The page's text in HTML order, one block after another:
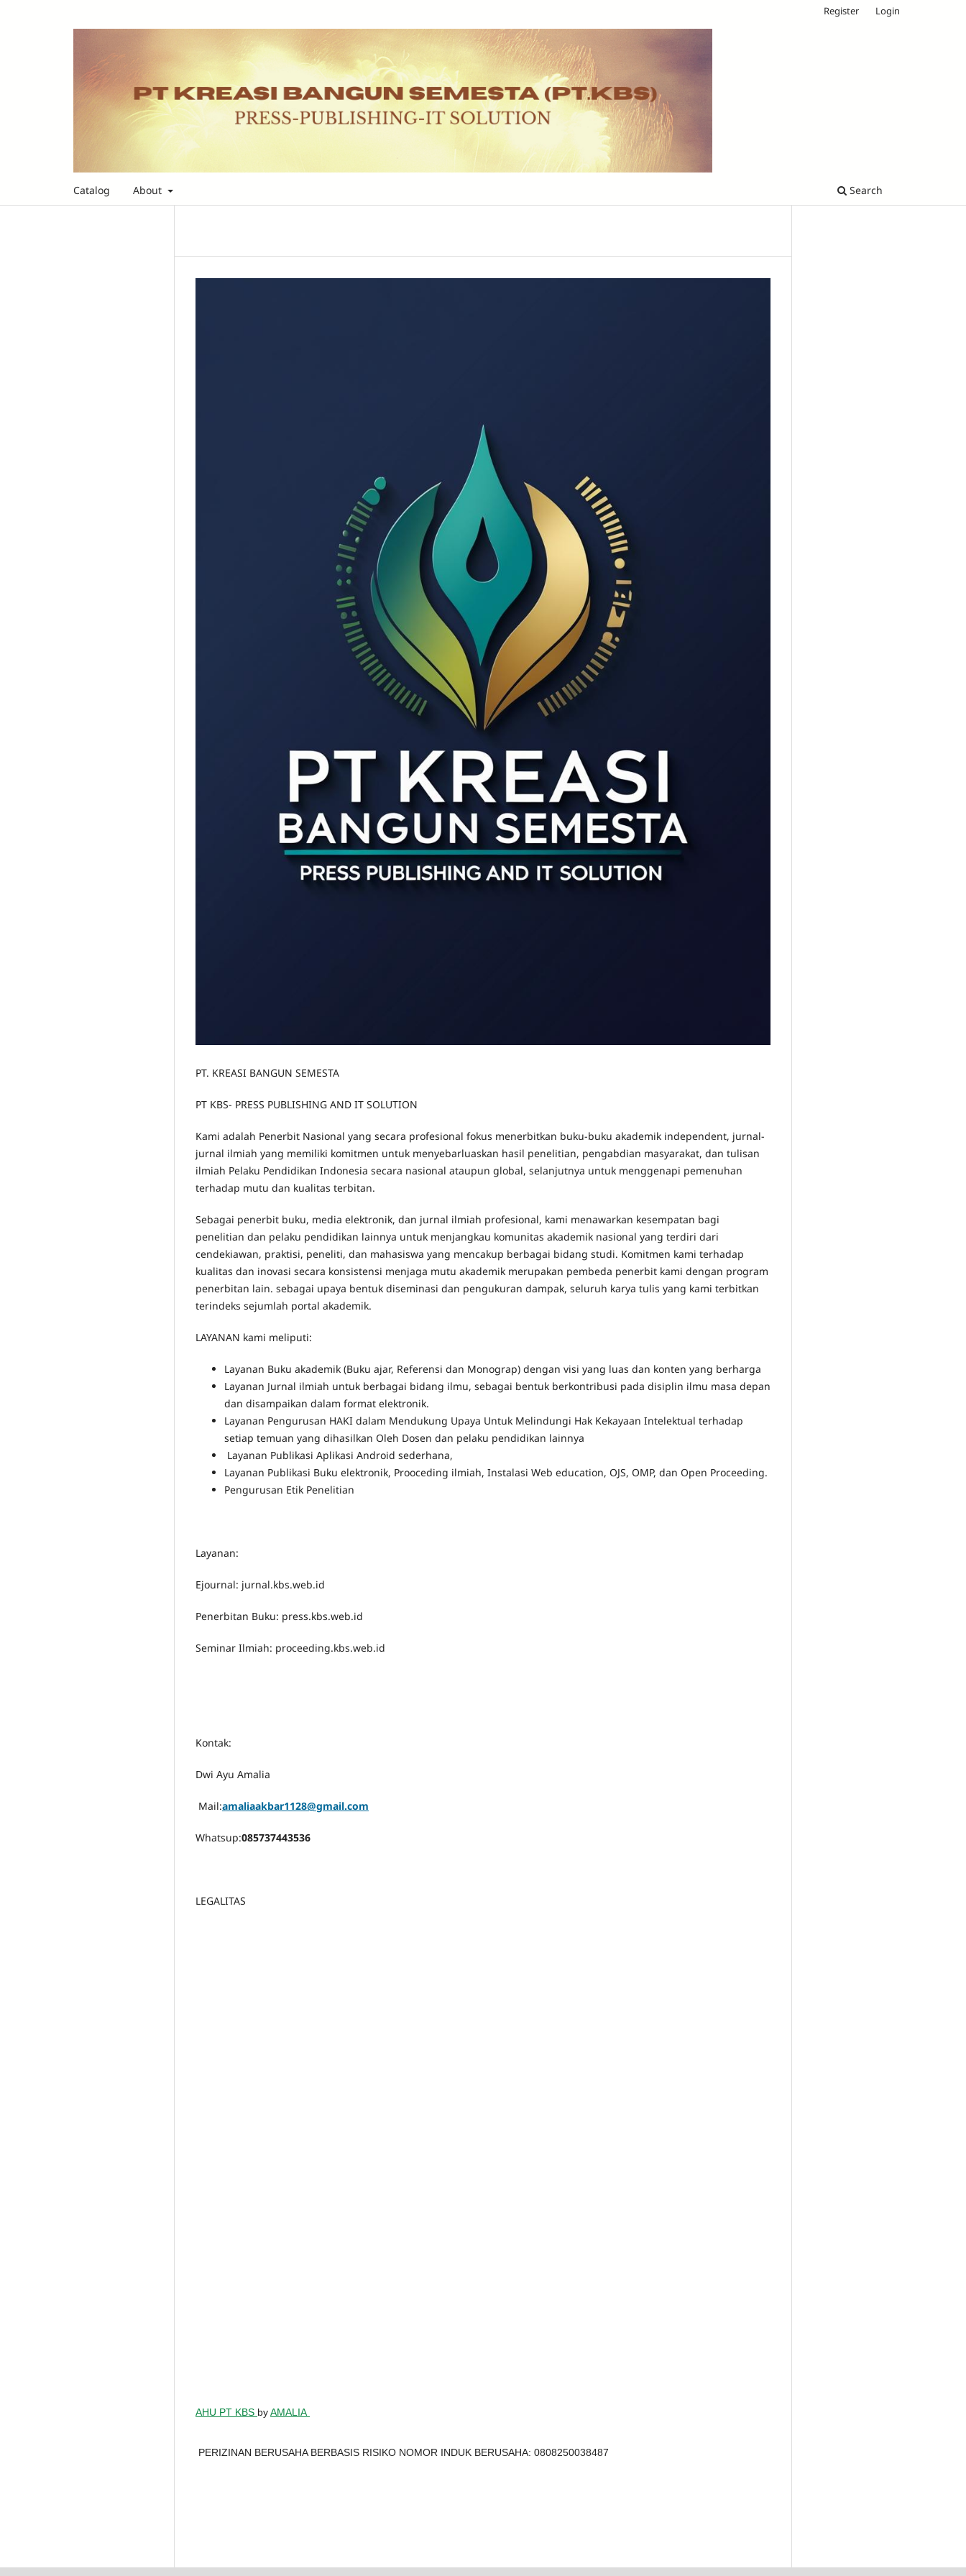
Catalog About Search
Register Login
PT. KREASI BANGUN SEMESTA
PT KBS- PRESS PUBLISHING AND IT SOLUTION
Kami adalah Penerbit Nasional yang secara profesional fokus menerbitkan buku-buku akademik independent, jurnal-
jurnal ilmiah yang memiliki komitmen untuk menyebarluaskan hasil penelitian, pengabdian masyarakat, dan tulisan
ilmiah Pelaku Pendidikan Indonesia secara nasional ataupun global, selanjutnya untuk menggenapi pemenuhan
terhadap mutu dan kualitas terbitan.
Sebagai penerbit buku, media elektronik, dan jurnal ilmiah profesional, kami menawarkan kesempatan bagi
penelitian dan pelaku pendidikan lainnya untuk menjangkau komunitas akademik nasional yang terdiri dari
cendekiawan, praktisi, peneliti, dan mahasiswa yang mencakup berbagai bidang studi. Komitmen kami terhadap
kualitas dan inovasi secara konsistensi menjaga mutu akademik merupakan pembeda penerbit kami dengan program
penerbitan lain. sebagai upaya bentuk diseminasi dan pengukuran dampak, seluruh karya tulis yang kami terbitkan
terindeks sejumlah portal akademik.
LAYANAN kami meliputi:
Layanan Buku akademik (Buku ajar, Referensi dan Monograp) dengan visi yang luas dan konten yang berharga
Layanan Jurnal ilmiah untuk berbagai bidang ilmu, sebagai bentuk berkontribusi pada disiplin ilmu masa depan
dan disampaikan dalam format elektronik.
Layanan Pengurusan HAKI dalam Mendukung Upaya Untuk Melindungi Hak Kekayaan Intelektual terhadap
setiap temuan yang dihasilkan Oleh Dosen dan pelaku pendidikan lainnya
Layanan Publikasi Aplikasi Android sederhana,
Layanan Publikasi Buku elektronik, Prooceding ilmiah, Instalasi Web education, OJS, OMP, dan Open Proceeding.
Pengurusan Etik Penelitian
Layanan:
Ejournal: jurnal.kbs.web.id
Penerbitan Buku: press.kbs.web.id
Seminar Ilmiah: proceeding.kbs.web.id
Kontak:
Dwi Ayu Amalia
Mail:amaliaakbar1128@gmail.com
Whatsup:085737443536
LEGALITAS
AHU PT KBS byAMALIA
PERIZINAN BERUSAHA BERBASIS RISIKO NOMOR INDUK BERUSAHA: 0808250038487